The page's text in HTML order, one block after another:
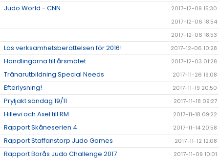
Judo World - CNN
2017-12-09 15:30
2017-12-06 18:54
2017-12-06 18:53
Läs verksamhetsberättelsen för 2016! 2017-12-06 10:28
Handlingarna till årsmötet 2017-12-03 01:28
Tränarutbildning Special Needs 2017-11-26 19:08
Efterlysning! 2017-11-19 20:50
Pryljakt söndag 19/11 2017-11-18 09:27
Hillevi och Axel till RM 2017-11-18 09:22
Rapport Skåneserien 4 2017-11-14 20:58
Rapport Staffanstorp Judo Games 2017-11-12 12:08
Rapport Borås Judo Challenge 2017 2017-11-09 10:01